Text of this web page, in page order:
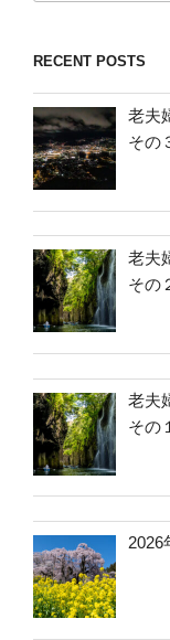
RECENT POSTS
老夫
その
老夫
その
老夫
その１
2026